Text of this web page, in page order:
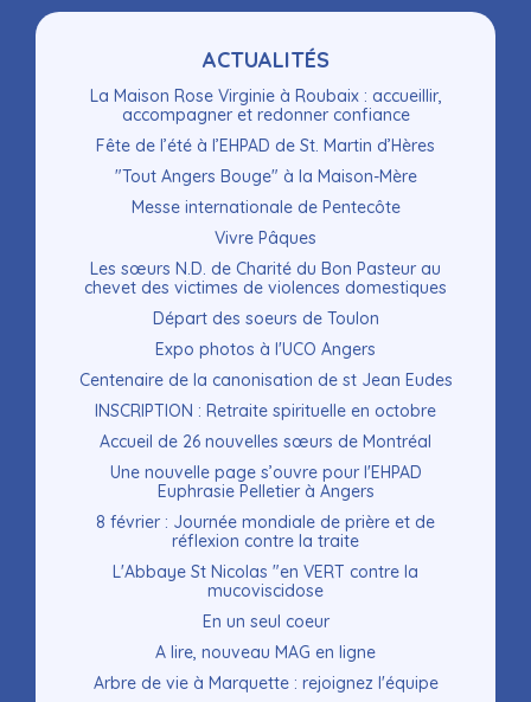
ACTUALITÉS
La Maison Rose Virginie à Roubaix : accueillir,
accompagner et redonner confiance
Fête de l’été à l’EHPAD de St. Martin d’Hères
"Tout Angers Bouge" à la Maison-Mère
Messe internationale de Pentecôte
Vivre Pâques
Les sœurs N.D. de Charité du Bon Pasteur au
chevet des victimes de violences domestiques
Départ des soeurs de Toulon
Expo photos à l'UCO Angers
Centenaire de la canonisation de st Jean Eudes
INSCRIPTION : Retraite spirituelle en octobre
Accueil de 26 nouvelles sœurs de Montréal
Une nouvelle page s’ouvre pour l'EHPAD
Euphrasie Pelletier à Angers
8 février : Journée mondiale de prière et de
réflexion contre la traite
L'Abbaye St Nicolas "en VERT contre la
mucoviscidose
En un seul coeur
A lire, nouveau MAG en ligne
Arbre de vie à Marquette : rejoignez l'équipe